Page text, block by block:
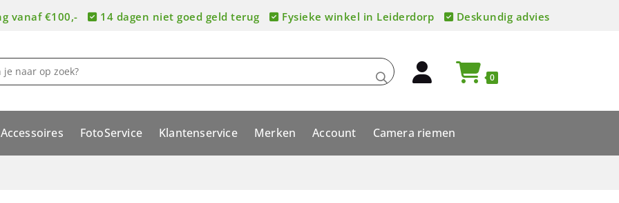
vanaf €100,- 14 dagen niet goed geld terug Fysieke winkel in Leiderdorp Deskundig advies
0
Accessoires FotoService Klantenservice Merken Account Camera riemen